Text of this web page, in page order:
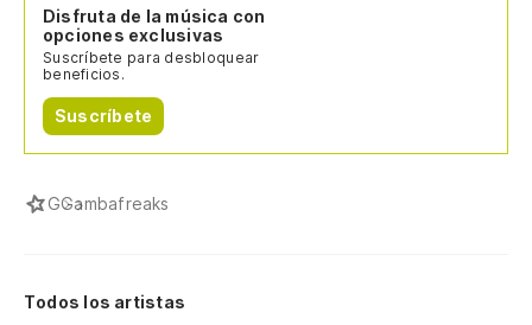
Disfruta de la música con
opciones exclusivas
Suscríbete para desbloquear
beneficios.
Suscríbete
GGambafreaks
Todos los artistas